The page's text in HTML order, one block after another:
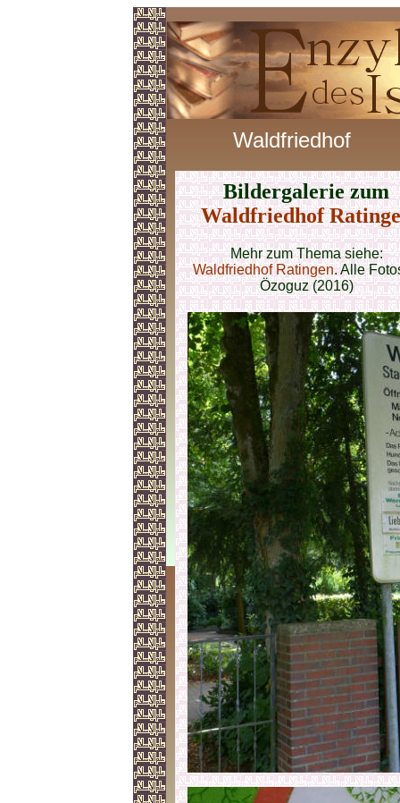
Waldfriedhof
Bildergalerie zum
Waldfriedhof
Mehr zum Thema siehe:
Waldfriedhof Ratingen. Alle
Özoguz (2016)